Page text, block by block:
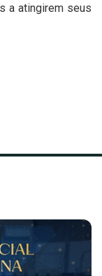
a atingirem seus